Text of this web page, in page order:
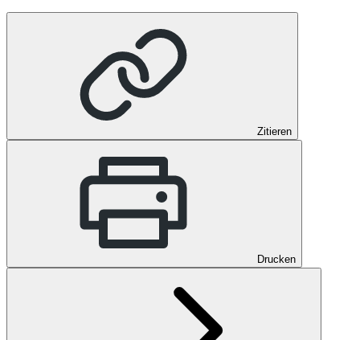
Zitieren
Drucken